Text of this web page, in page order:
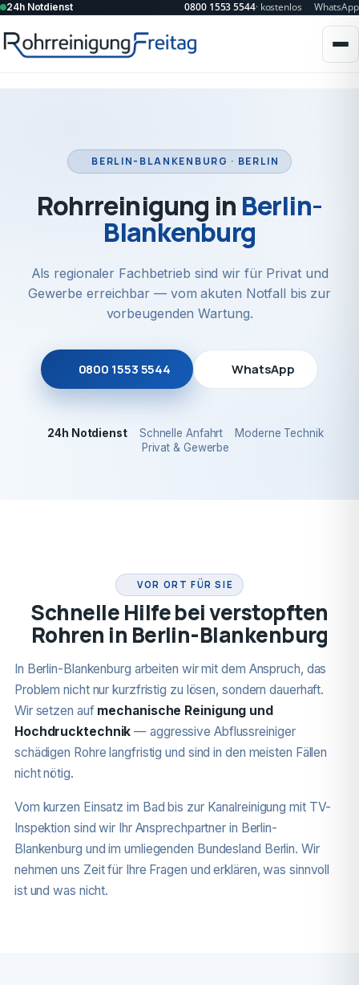
24h Notdienst 0800 1553 5544· kostenlos WhatsApp
BERLIN-BLANKENBURG · BERLIN
Rohrreinigung in Berlin-
Blankenburg
Als regionaler Fachbetrieb sind wir für Privat und
Gewerbe erreichbar — vom akuten Notfall bis zur
vorbeugenden Wartung.
0800 1553 5544 WhatsApp
24h Notdienst Schnelle Anfahrt
Moderne Technik
Privat & Gewerbe
VOR ORT FÜR SIE
Schnelle Hilfe bei verstopften
Rohren in Berlin-Blankenburg
In Berlin-Blankenburg arbeiten wir mit dem Anspruch, das
Problem nicht nur kurzfristig zu lösen, sondern dauerhaft.
Wir setzen auf mechanische Reinigung und
Hochdrucktechnik — aggressive Abflussreiniger
schädigen Rohre langfristig und sind in den meisten Fällen
nicht nötig.
Vom kurzen Einsatz im Bad bis zur Kanalreinigung mit TV-
Inspektion sind wir Ihr Ansprechpartner in Berlin-
Blankenburg und im umliegenden Bundesland Berlin. Wir
nehmen uns Zeit für Ihre Fragen und erklären, was sinnvoll
ist und was nicht.